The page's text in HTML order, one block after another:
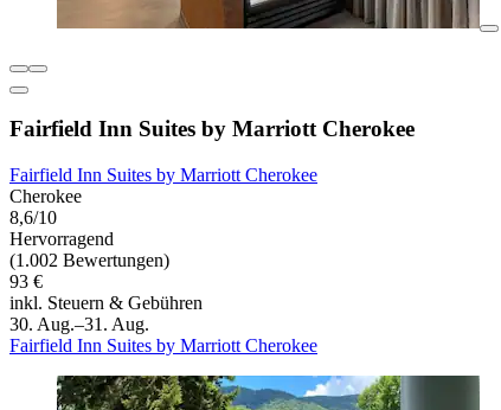
Fairfield Inn Suites by Marriott Cherokee
Fairfield Inn Suites by Marriott Cherokee
Cherokee
8,6/10
Hervorragend
(1.002 Bewertungen)
93 €
inkl. Steuern & Gebühren
30. Aug.–31. Aug.
Fairfield Inn Suites by Marriott Cherokee